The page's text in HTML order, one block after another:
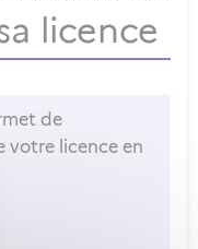
licence
de
votre licence en